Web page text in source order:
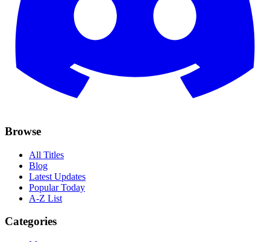
Browse
All Titles
Blog
Latest Updates
Popular Today
A-Z List
Categories